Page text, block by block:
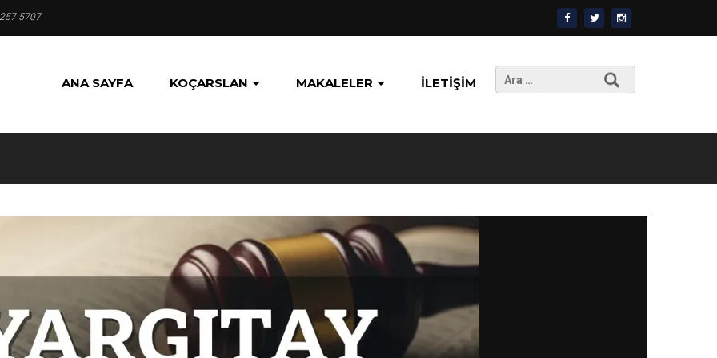
5707
ANA SAYFA KOÇARSLAN MAKALELER İLETIŞIM
Arama: